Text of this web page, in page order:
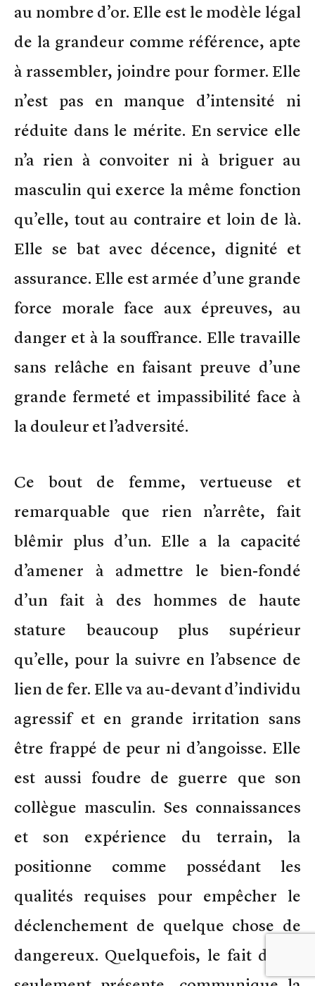
au nombre d’or. Elle est le modèle légal
de la grandeur comme référence, apte
à rassembler, joindre pour former. Elle
n’est pas en manque d’intensité ni
réduite dans le mérite. En service elle
n’a rien à convoiter ni à briguer au
masculin qui exerce la même fonction
qu’elle, tout au contraire et loin de là.
Elle se bat avec décence, dignité et
assurance. Elle est armée d’une grande
force morale face aux épreuves, au
danger et à la souffrance. Elle travaille
sans relâche en faisant preuve d’une
grande fermeté et impassibilité face à
la douleur et l’adversité.
Ce bout de femme, vertueuse et
remarquable que rien n’arrête, fait
blêmir plus d’un. Elle a la capacité
d’amener à admettre le bien-fondé
d’un fait à des hommes de haute
stature beaucoup plus supérieur
qu’elle, pour la suivre en l’absence de
lien de fer. Elle va au-devant d’individu
agressif et en grande irritation sans
être frappé de peur ni d’angoisse. Elle
est aussi foudre de guerre que son
collègue masculin. Ses connaissances
et son expérience du terrain, la
positionne comme possédant les
qualités requises pour empêcher le
déclenchement de quelque chose de
dangereux. Quelquefois, le fait d’être